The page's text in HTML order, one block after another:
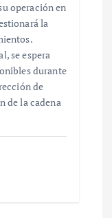
operación en
la
se espera
durante
de
de la cadena